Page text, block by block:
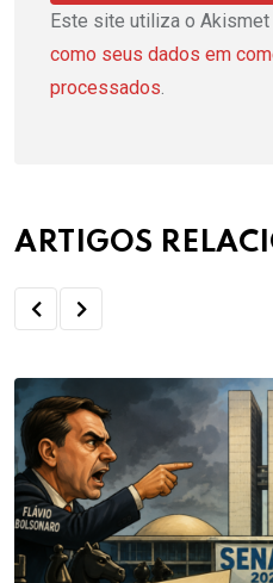
Este site utiliza o Akismet
como seus dados em
processados.
ARTIGOS